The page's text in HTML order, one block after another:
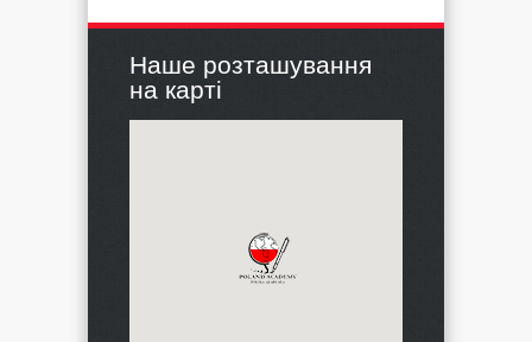
Наше розташування
на карті